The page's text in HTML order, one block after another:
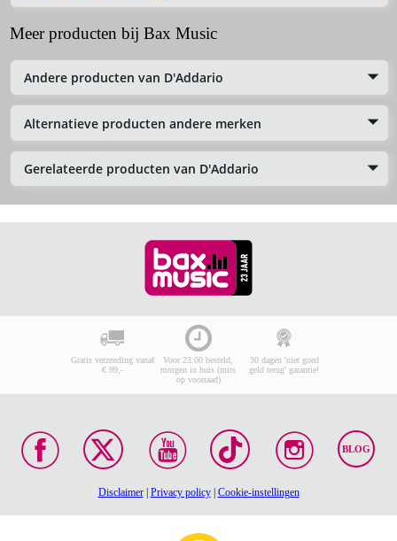
Meer producten bij Bax Music
Andere producten van D'Addario
Alternatieve producten andere merken
Gerelateerde producten van D'Addario
Gratis verzending vanaf
€ 99,-
Voor 23:00 besteld,
morgen in huis (mits
op voorraad)
30 dagen 'niet goed
geld terug' garantie!
BLOG
Disclaimer| Privacy policy| Cookie-instellingen